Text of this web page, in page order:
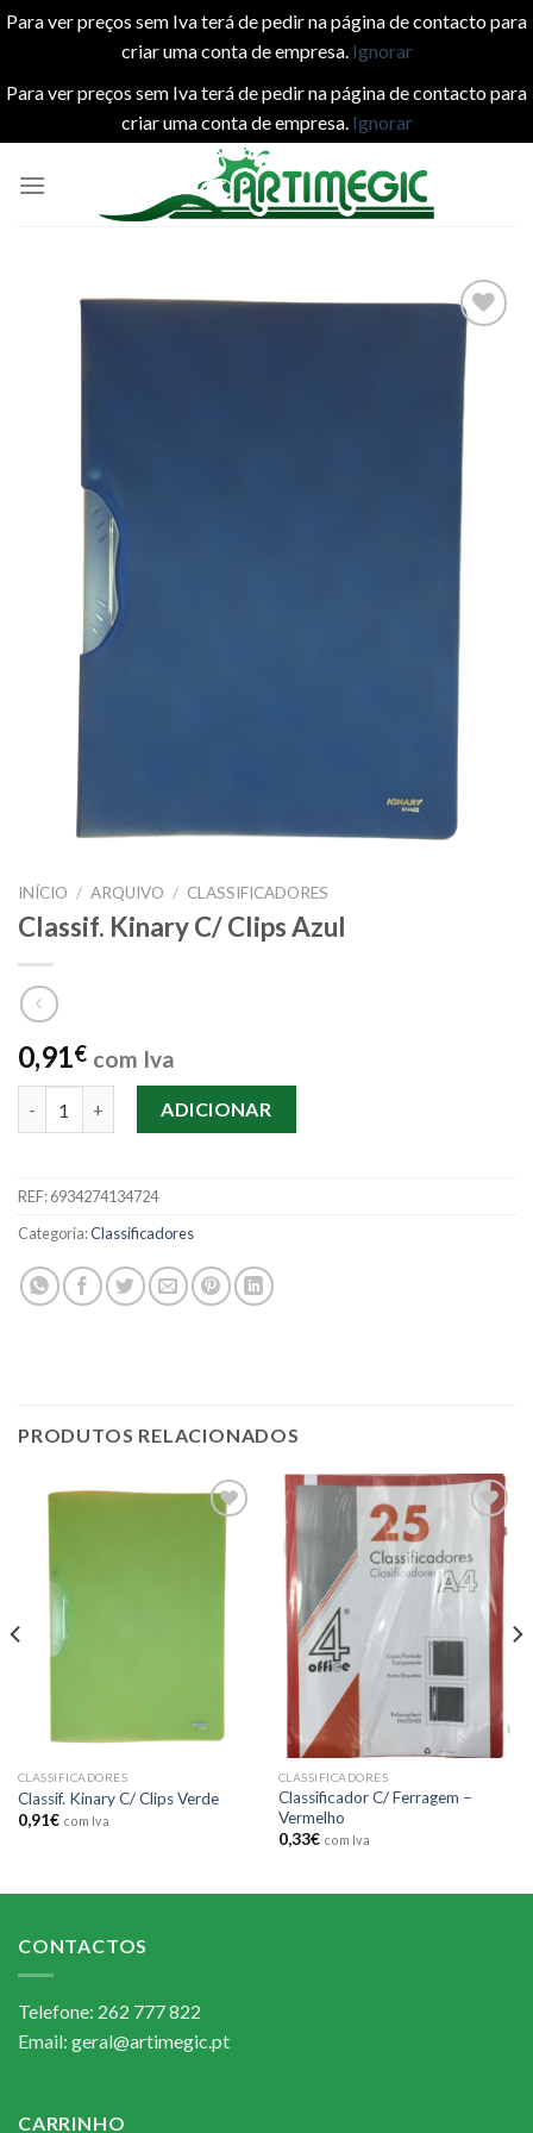
Para ver preços sem Iva terá de pedir na página de contacto para
criar uma conta de empresa. Ignorar
Para ver preços sem Iva terá de pedir na página de contacto para
criar uma conta de empresa. Ignorar
wishlist
INÍCIO / ARQUIVO / CLASSIFICADORES
Classif. Kinary C/ Clips Azul
0,91€ com Iva
ADICIONAR
REF:6934274134724
Categoria:Classificadores
PRODUTOS RELACIONADOS
CLASSIFICADORES
Classif. Kinary C/ Clips Verde
0,91€ com Iva
Add to
wishlist
CLASSIFICADORES
Classificador C/ Ferragem –
Vermelho
0,33€ com Iva
CONTACTOS
Telefone: 262 777 822
Email: geral@artimegic.pt
CARRINHO